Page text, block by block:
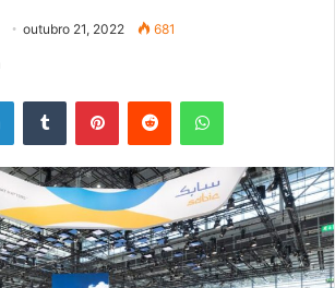
outubro 21, 2022 681
LinkedinTumblr PinterestReddit WhatsApp